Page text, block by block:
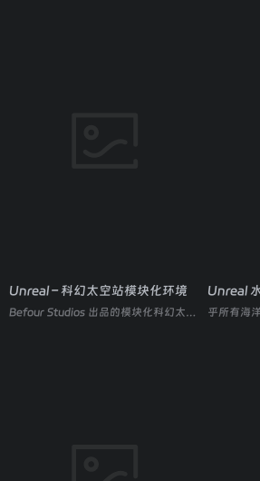
Unreal – 科幻太空站模块化环境
Befour Studios 出品的模块化科幻太空站环境资产包，内置穹顶生成、植被种植、灯光布置等蓝图工具，支持 Nanite 与 Lumen，快速搭建宏大星际基地场景